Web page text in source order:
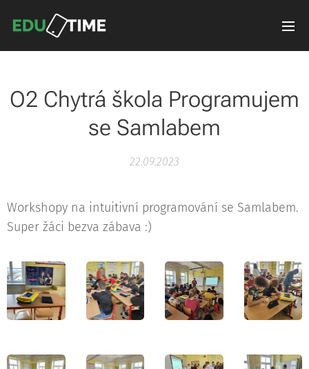
O2 Chytrá škola Programujem
se Samlabem
22.09.2023
Workshopy na intuitivní programování se Samlabem.
Super žáci bezva zábava :)